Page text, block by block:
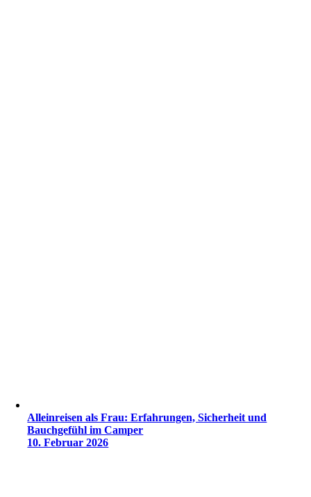
Alleinreisen als Frau: Erfahrungen, Sicherheit und
Bauchgefühl im Camper
10. Februar 2026